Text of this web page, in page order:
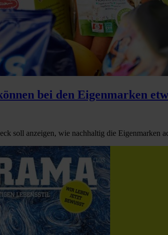
bei den Eigenmarken
soll anzeigen, wie nachhaltig die Eigenmarken